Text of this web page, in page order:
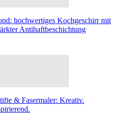
hochwertiges Kochgeschirr mit
Antihaftbeschichtung
& Fasermaler: Kreativ.